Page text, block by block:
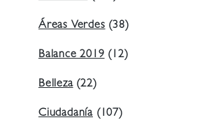
Áreas Verdes (38)
Balance 2019 (12)
Belleza(22)
Ciudadanía (107)